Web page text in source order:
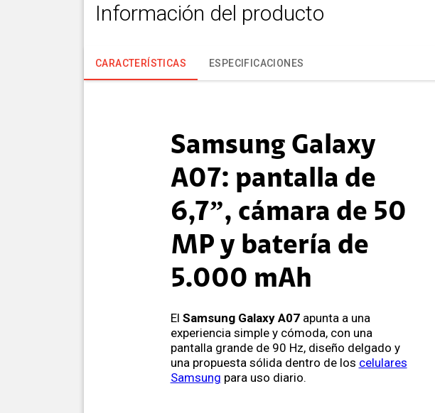
Información del producto
CARACTERÍSTICAS ESPECIFICACIONES
Samsung Galaxy
A07: pantalla de
6,7”, cámara de 50
MP y batería de
5.000 mAh
El Samsung Galaxy A07apunta a una
experiencia simple y cómoda, con una
pantalla grande de 90 Hz, diseño delgado y
una propuesta sólida dentro de los celulares
Samsung para uso diario.